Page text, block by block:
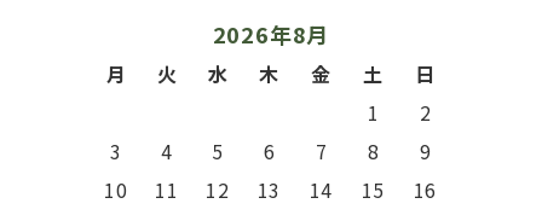
2026年8月
月 火 水 木 金 土
日
1
2
3
4 5 6 7 8
9
10
11 12 13 14 15
16